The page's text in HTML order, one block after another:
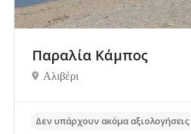
Παραλία Κάμπος
Αλιβέρι